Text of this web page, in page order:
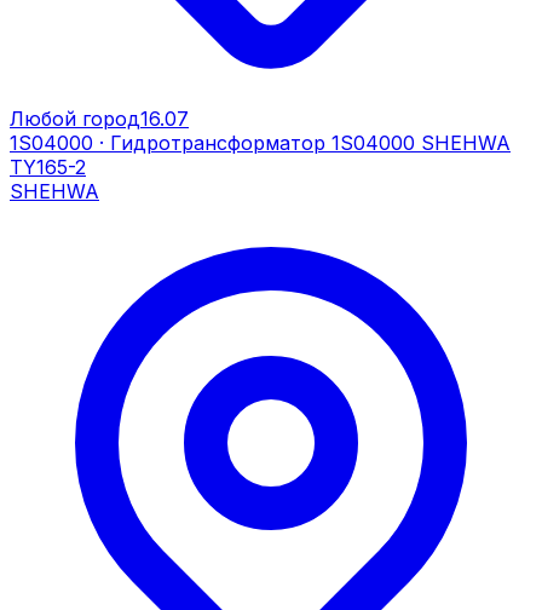
Любой город16.07
1S04000 · Гидротрансформатор 1S04000 SHEHWA
TY165-2
SHEHWA